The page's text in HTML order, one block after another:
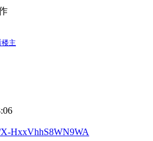
楼主
HxxVhhS8WN9WA